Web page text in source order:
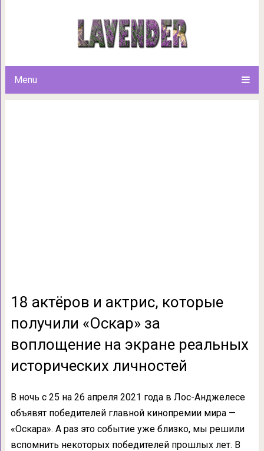
Menu
18 актёров и актрис,
воплощение на экране
18 актёров и актрис, которые
получили «Оскар» за
воплощение на экране реальных
исторических личностей
В ночь с 25 на 26 апреля 2021 года в Лос-Анджелесе
объявят победителей главной кинопремии мира —
«Оскара». А раз это событие уже близко, мы решили
вспомнить некоторых победителей прошлых лет. В